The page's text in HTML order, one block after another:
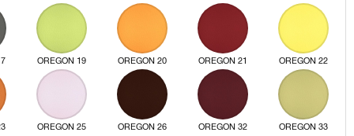
OREGON 19 OREGON 20 OREGON 21 OREGON 22
OREGON 25 OREGON 26 OREGON 32 OREGON 33